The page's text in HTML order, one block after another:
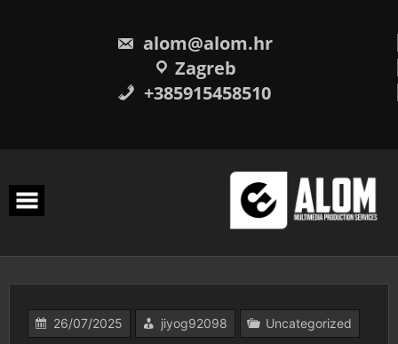
alom@alom.hr
Zagreb
+385915458510
26/07/2025 jiyog92098 Uncategorized